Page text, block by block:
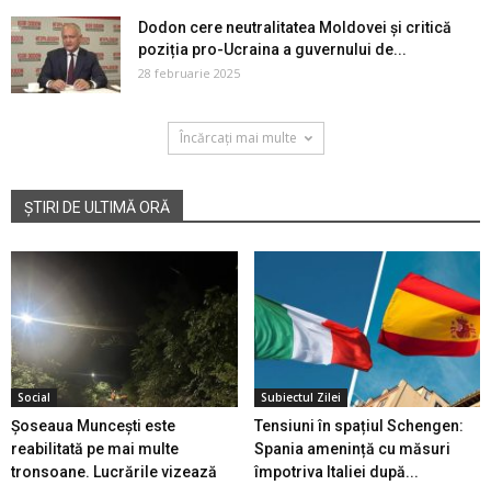
Dodon cere neutralitatea Moldovei și critică
poziția pro-Ucraina a guvernului de...
28 februarie 2025
Încărcați mai multe
ȘTIRI DE ULTIMĂ ORĂ
Social
Șoseaua Muncești este
reabilitată pe mai multe
tronsoane. Lucrările vizează
Subiectul Zilei
Tensiuni în spațiul Schengen:
Spania amenință cu măsuri
împotriva Italiei după...